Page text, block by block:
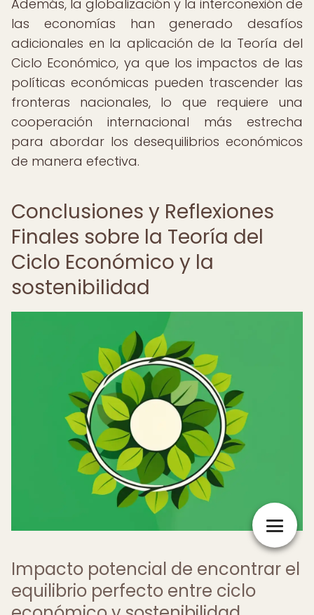
Además, la globalización y la interconexión de
las economías han generado desafíos
adicionales en la aplicación de la Teoría del
Ciclo Económico, ya que los impactos de las
políticas económicas pueden trascender las
fronteras nacionales, lo que requiere una
cooperación internacional más estrecha
para abordar los desequilibrios económicos
de manera efectiva.
Conclusiones y Reflexiones
Finales sobre la Teoría del
Ciclo Económico y la
sostenibilidad
Impacto potencial de encontrar el
equilibrio perfecto entre ciclo